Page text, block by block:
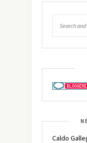
Caldo